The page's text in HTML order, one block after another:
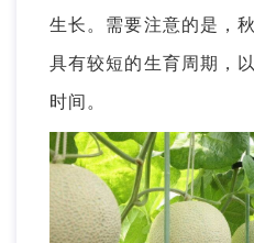
生长。需要注意的是，
具有较短的生育周期，
时间。